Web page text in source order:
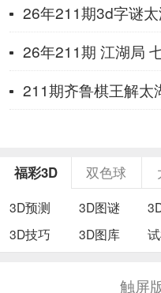
26年211期3d字谜太
26年211期 ​江湖局
211期齐鲁棋王解太
福彩3D 双色球
3D预测 3D图谜
3D技巧
3D图库
触屏